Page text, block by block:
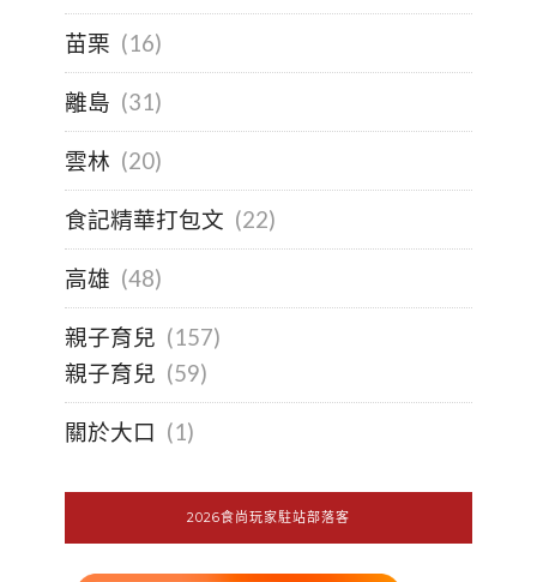
苗栗 (16)
離島 (31)
雲林 (20)
食記精華打包文 (22)
高雄 (48)
親子育兒 (157)
親子育兒 (59)
關於大口 (1)
2026食尚玩家駐站部落客